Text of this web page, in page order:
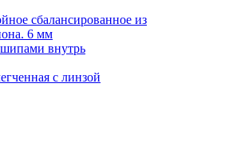
сбалансированное из
6 мм
внутрь
c линзой